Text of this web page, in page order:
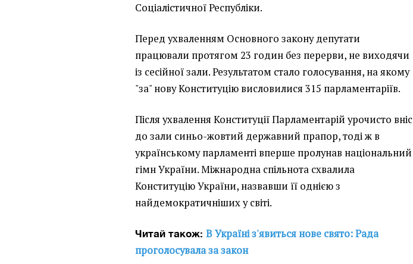
Соціалістичної Республіки.
Перед ухваленням Основного закону депутати
працювали протягом 23 годин без перерви, не виходячи
із сесійної зали. Результатом стало голосування, на якому
"за" нову Конституцію висловилися 315 парламентаріїв.
Після ухвалення Конституції Парламентарій урочисто вніс
до зали синьо-жовтий державний прапор, тоді ж в
українському парламенті вперше пролунав національний
гімн України. Міжнародна спільнота схвалила
Конституцію України, назвавши її однією з
найдемократичніших у світі.
Читай також:В Україні з'явиться нове свято: Рада
проголосувала за закон